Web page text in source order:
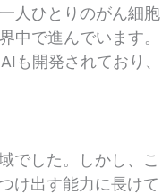
人ひとりのがん細胞
中で進んでいます。
も開発されており、
でした。しかし、こ
け出す能力に長けて